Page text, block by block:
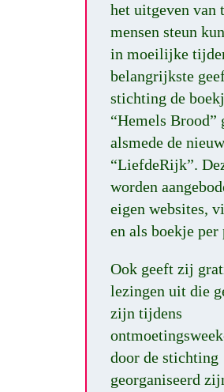
het uitgeven van
mensen steun
in moeilijke
belangrijkste
stichting de
“Hemels Brood”
alsmede de
“LiefdeRijk”.
worden
eigen websites,
en als boekje per
Ook geeft zij
lezingen uit die
zijn tijdens
door de stichting
georganiseerd